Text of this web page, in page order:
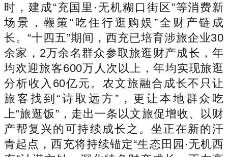
时，建成“充国里·无机糊口街区”等消费新
场景，鞭策“吃住行逛购娱”全财产链成
长。“十四五”期间，西充已培育涉旅企业30
余家，2万余名群众参取旅逛财产成长，年
均欢迎旅客600万人次以上，年均实现旅逛
分析收入60亿元。农文旅融合成长不只让
旅客找到“诗取远方”，更让本地群众吃
上“旅逛饭”，走出一条以文旅促增收、以财
产帮复兴的可持续成长之。坐正在新的汗
青起点，西充将持续锚定“生态田园·无机西